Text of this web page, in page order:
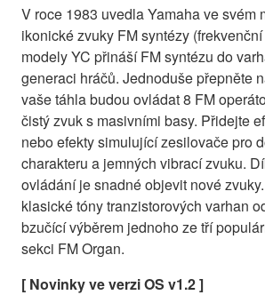
V roce 1983 uvedla Yamaha ve svém
ikonické zvuky FM syntézy
modely YC přináší FM syntézu do
generaci hráčů. Jednoduše přepněte
vaše táhla budou ovládat 8 FM
čistý zvuk s masivními basy. Přidejte
nebo efekty simulující zesilovače pro
charakteru a jemných vibrací zvuku.
ovládání je snadné objevit nové
klasické tóny tranzistorových varhan
bzučící výběrem jednoho ze tří
sekci FM Organ.
[ Novinky ve verzi OS v1.2 ]